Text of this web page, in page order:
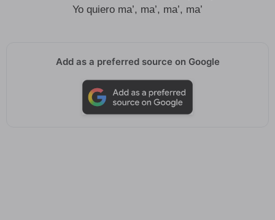
Yo quiero ma’, ma’, ma’, ma’
Add as a preferred source on Google